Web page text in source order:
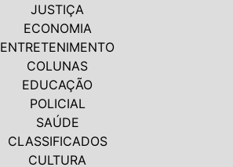
JUSTIÇA
ECONOMIA
ENTRETENIMENTO
COLUNAS
EDUCAÇÃO
POLICIAL
SAÚDE
CLASSIFICADOS
CULTURA